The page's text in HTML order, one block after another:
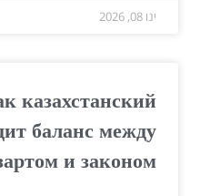
ינו 08, 2026
казахстанский
баланс между
и законом